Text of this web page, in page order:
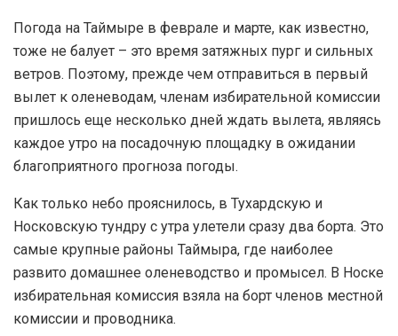
Погода на Таймыре в феврале и марте, как известно,
тоже не балует – это время затяжных пург и сильных
ветров. Поэтому, прежде чем отправиться в первый
вылет к оленеводам, членам избирательной комиссии
пришлось еще несколько дней ждать вылета, являясь
каждое утро на посадочную площадку в ожидании
благоприятного прогноза погоды.
Как только небо прояснилось, в Тухардскую и
Носковскую тундру с утра улетели сразу два борта. Это
самые крупные районы Таймыра, где наиболее
развито домашнее оленеводство и промысел. В Носке
избирательная комиссия взяла на борт членов местной
комиссии и проводника.